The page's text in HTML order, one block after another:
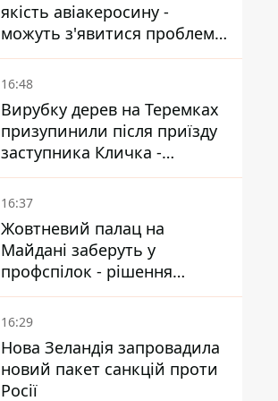
якість авіакеросину -
можуть з'явитися проблеми
з літаками до Якутії
16:48
Вирубку дерев на Теремках
призупинили після приїзду
заступника Кличка -
почався діалог
16:37
Жовтневий палац на
Майдані заберуть у
профспілок - рішення
Господарського суду
16:29
Нова Зеландія запровадила
новий пакет санкцій проти
Росії